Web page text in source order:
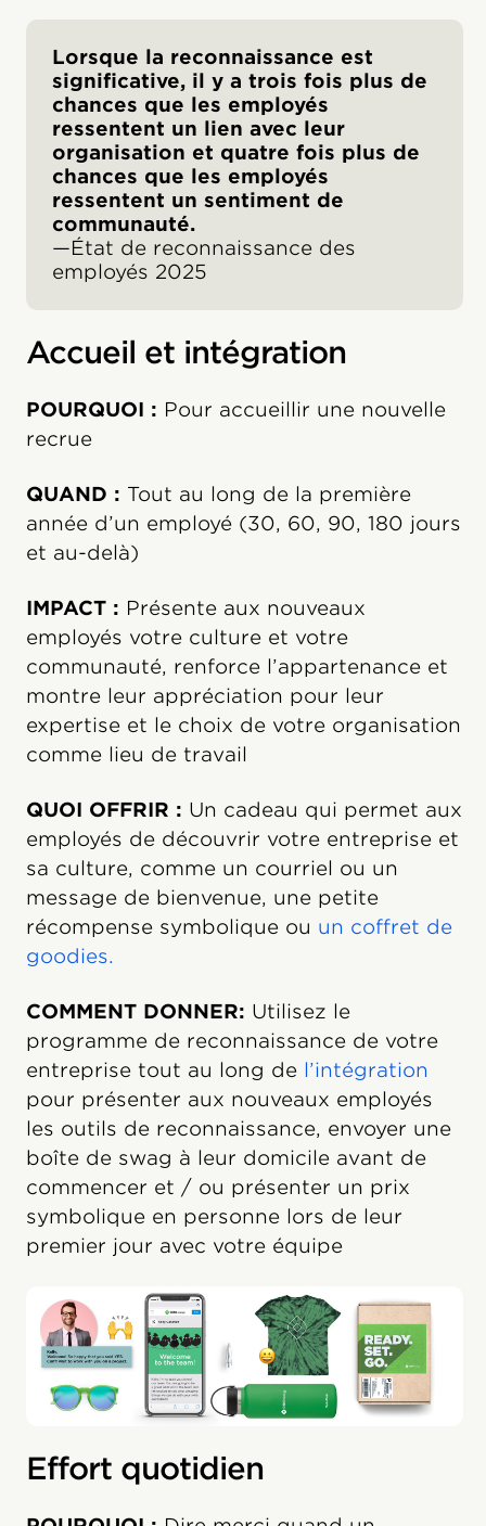
Lorsque la reconnaissance est
significative, il y a trois fois plus de
chances que les employés
ressentent un lien avec leur
organisation et quatre fois plus de
chances que les employés
ressentent un sentiment de
communauté.
—État de reconnaissance des
employés 2025
Accueil et intégration
POURQUOI : Pour accueillir une nouvelle
recrue
QUAND : Tout au long de la première
année d’un employé (30, 60, 90, 180 jours
et au-delà)
IMPACT : Présente aux nouveaux
employés votre culture et votre
communauté, renforce l’appartenance et
montre leur appréciation pour leur
expertise et le choix de votre organisation
comme lieu de travail
QUOI OFFRIR : Un cadeau qui permet aux
employés de découvrir votre entreprise et
sa culture, comme un courriel ou un
message de bienvenue, une petite
récompense symbolique ou un coffret de
goodies.
COMMENT DONNER: Utilisez le
programme de reconnaissance de votre
entreprise tout au long de l’intégration
pour présenter aux nouveaux employés
les outils de reconnaissance, envoyer une
boîte de swag à leur domicile avant de
commencer et / ou présenter un prix
symbolique en personne lors de leur
premier jour avec votre équipe
Effort quotidien